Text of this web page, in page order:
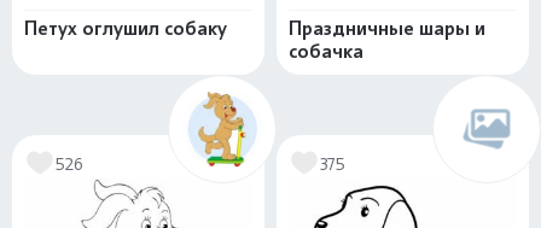
Петух оглушил собаку
Праздничные шары и
собачка
526 375